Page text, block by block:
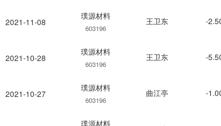
2021-11-08
2021-10-28
2021-10-27
璞源材料
603196
王卫东 -
璞源材料
603196
王卫东 -
璞源材料
603196
曲江亭 -
璞源材料